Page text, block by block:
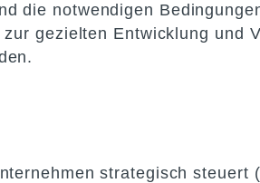
die notwendigen
gezielten Entwicklung und
strategisch